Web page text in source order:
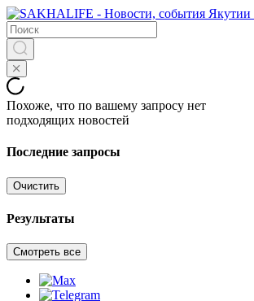
Похоже, что по вашему запросу нет
подходящих новостей
Последние запросы
Очистить
Результаты
Смотреть все